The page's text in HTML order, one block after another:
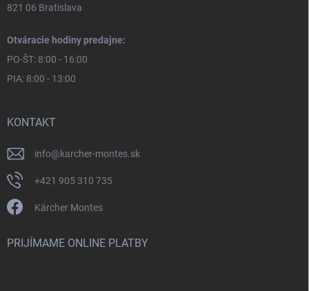
821 06 Bratislava
Otváracie hodiny predajne:
PO-ŠT: 8:00 - 16:00
PIA: 8:00 - 13:00
KONTAKT
info@karcher-montes.sk
+421 905 310 735
Kärcher Montes
PRIJÍMAME ONLINE PLATBY